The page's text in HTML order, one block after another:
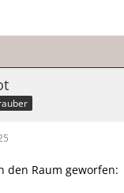
den Raum geworfen: